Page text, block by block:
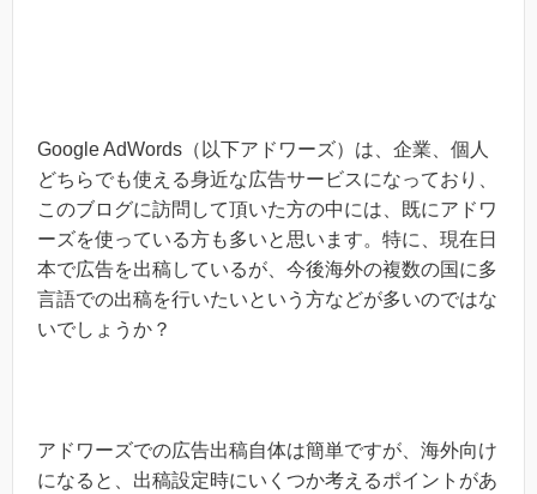
Google AdWords（以下アドワーズ）は、企業、個人
どちらでも使える身近な広告サービスになっており、
このブログに訪問して頂いた方の中には、既にアドワ
ーズを使っている方も多いと思います。特に、現在日
本で広告を出稿しているが、今後海外の複数の国に多
言語での出稿を行いたいという方などが多いのではな
いでしょうか？
アドワーズでの広告出稿自体は簡単ですが、海外向け
になると、出稿設定時にいくつか考えるポイントがあ